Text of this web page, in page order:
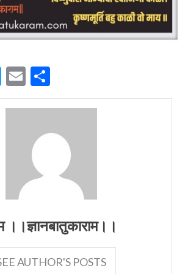
Twitter
Email
।।ज्ञानबातुकाराम।।
AUTHOR'S POSTS